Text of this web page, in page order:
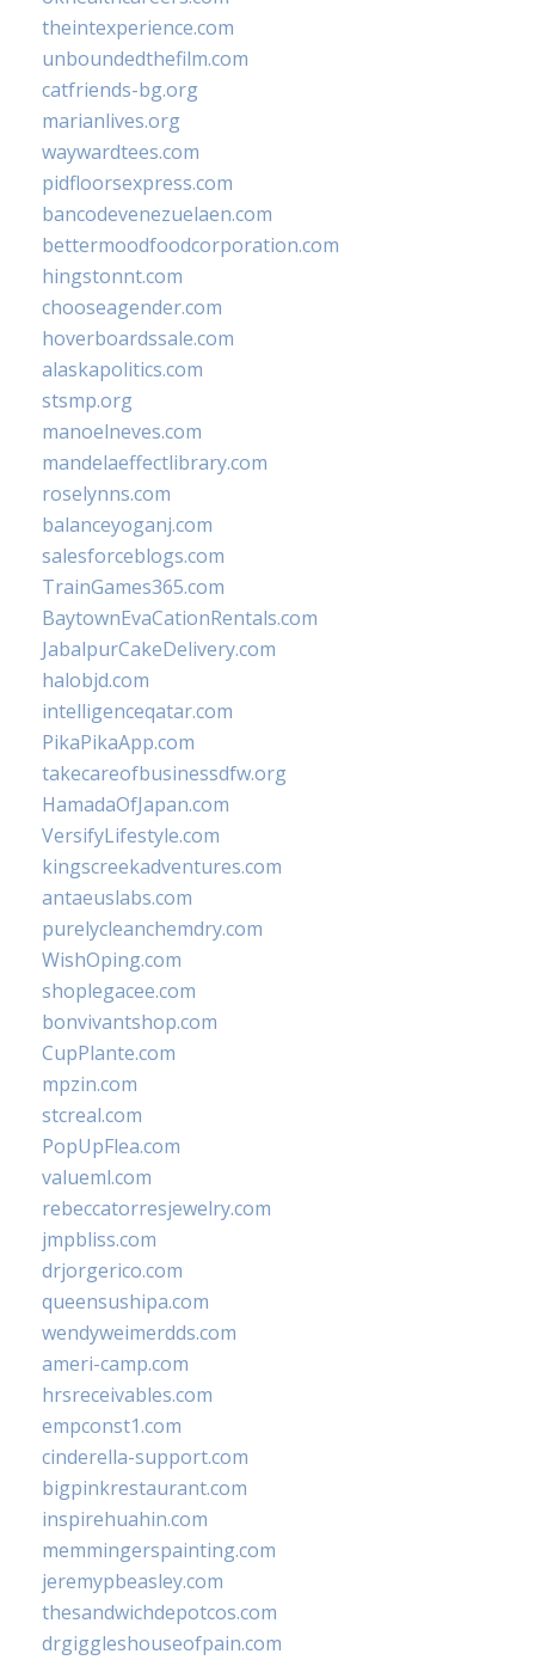
theintexperience.com
unboundedthefilm.com
catfriends-bg.org
marianlives.org
waywardtees.com
pidfloorsexpress.com
bancodevenezuelaen.com
bettermoodfoodcorporation.com
hingstonnt.com
chooseagender.com
hoverboardssale.com
alaskapolitics.com
stsmp.org
manoelneves.com
mandelaeffectlibrary.com
roselynns.com
balanceyoganj.com
salesforceblogs.com
TrainGames365.com
BaytownEvaCationRentals.com
JabalpurCakeDelivery.com
halobjd.com
intelligenceqatar.com
PikaPikaApp.com
takecareofbusinessdfw.org
HamadaOfJapan.com
VersifyLifestyle.com
kingscreekadventures.com
antaeuslabs.com
purelycleanchemdry.com
WishOping.com
shoplegacee.com
bonvivantshop.com
CupPlante.com
mpzin.com
stcreal.com
PopUpFlea.com
valueml.com
rebeccatorresjewelry.com
jmpbliss.com
drjorgerico.com
queensushipa.com
wendyweimerdds.com
ameri-camp.com
hrsreceivables.com
empconst1.com
cinderella-support.com
bigpinkrestaurant.com
inspirehuahin.com
memmingerspainting.com
jeremypbeasley.com
thesandwichdepotcos.com
drgiggleshouseofpain.com